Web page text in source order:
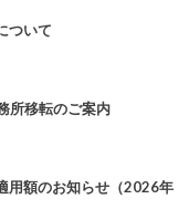
ついて
所移転のご案内
用額のお知らせ（2026年